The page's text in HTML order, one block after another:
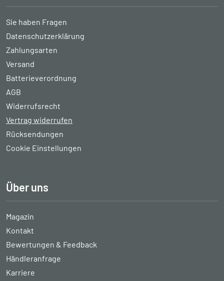
Sie haben Fragen
Datenschutzerklärung
Zahlungsarten
Versand
Batterieverordnung
AGB
Widerrufsrecht
Vertrag widerrufen
Rücksendungen
Cookie Einstellungen
Über uns
Magazin
Kontakt
Bewertungen & Feedback
Händleranfrage
Karriere